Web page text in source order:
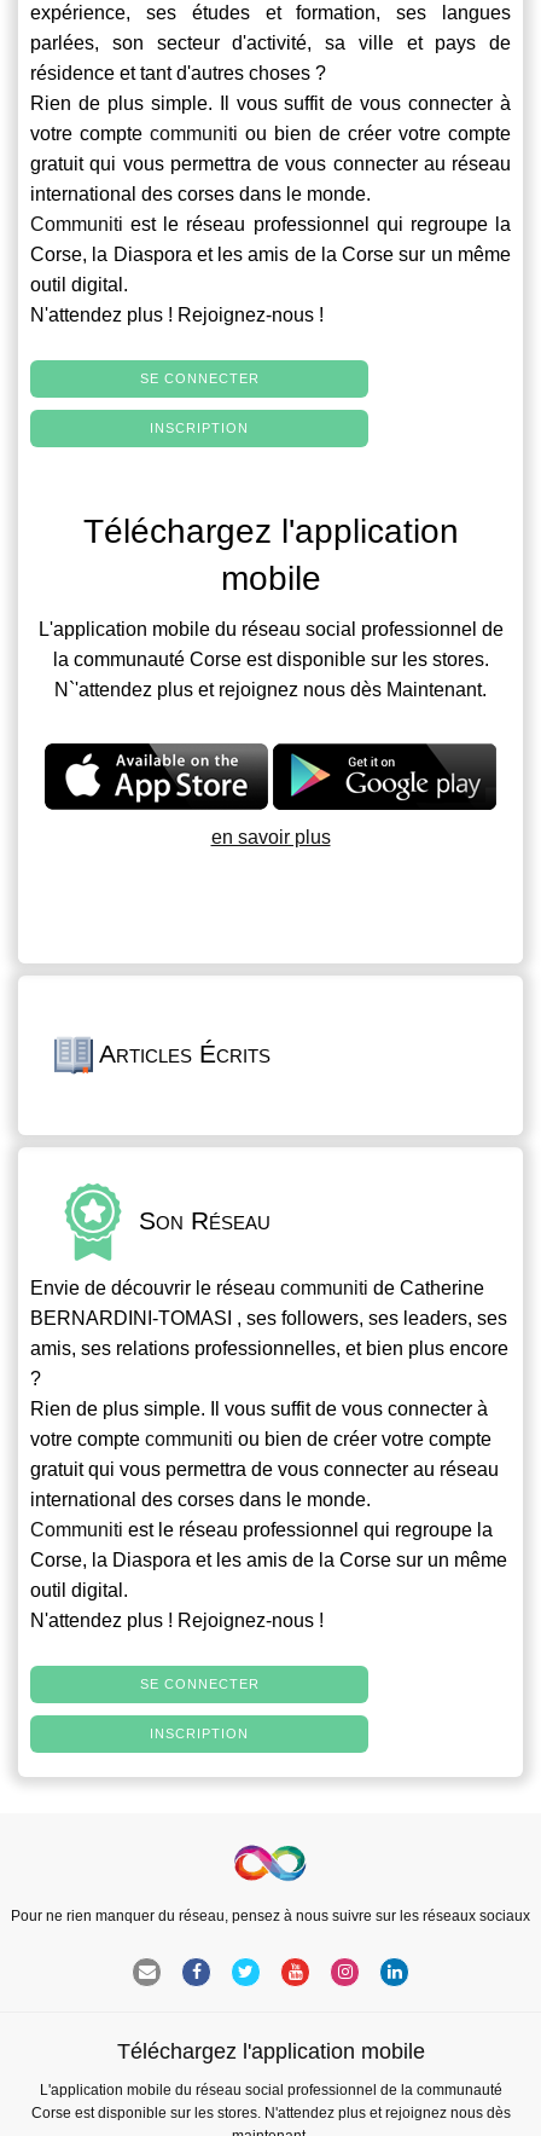
expérience, ses études et formation, ses langues
parlées, son secteur d'activité, sa ville et pays de
résidence et tant d'autres choses ?
Rien de plus simple. Il vous suffit de vous connecter à
votre compte communiti ou bien de créer votre compte
gratuit qui vous permettra de vous connecter au réseau
international des corses dans le monde.
Communiti est le réseau professionnel qui regroupe la
Corse, la Diaspora et les amis de la Corse sur un même
outil digital.
N'attendez plus ! Rejoignez-nous !
SE CONNECTER
INSCRIPTION
Téléchargez l'application
mobile
L'application mobile du réseau social professionnel de
la communauté Corse est disponible sur les stores.
N`'attendez plus et rejoignez nous dès Maintenant.
en savoir plus
Articles Écrits
Son Réseau
Envie de découvrir le réseau communiti de Catherine
BERNARDINI-TOMASI , ses followers, ses leaders, ses
amis, ses relations professionnelles, et bien plus encore
?
Rien de plus simple. Il vous suffit de vous connecter à
votre compte communiti ou bien de créer votre compte
gratuit qui vous permettra de vous connecter au réseau
international des corses dans le monde.
Communiti est le réseau professionnel qui regroupe la
Corse, la Diaspora et les amis de la Corse sur un même
outil digital.
N'attendez plus ! Rejoignez-nous !
SE CONNECTER
INSCRIPTION
Pour ne rien manquer du réseau, pensez à nous suivre sur les réseaux sociaux
Téléchargez l'application mobile
L'application mobile du réseau social professionnel de la communauté
Corse est disponible sur les stores. N'attendez plus et rejoignez nous dès